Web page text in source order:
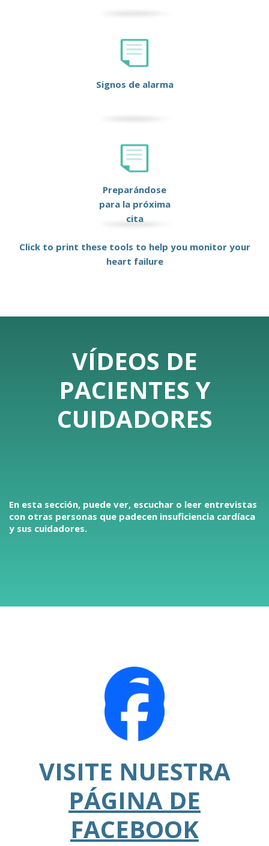
Signos de alarma
Preparándose
para la próxima
cita
Click to print these tools to help you monitor your
heart failure
VÍDEOS DE
PACIENTES Y
CUIDADORES
En esta sección, puede ver, escuchar o leer entrevistas
con otras personas que padecen insuficiencia cardíaca
y sus cuidadores.
VISITE NUESTRA
PÁGINA DE
FACEBOOK